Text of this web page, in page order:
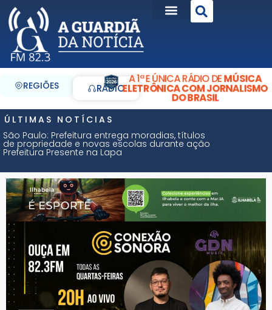
REGIÕES RÁDIO
A 1ª E ÚNICA RÁDIO DEMÚSICA
ELETRÔNICA COM JORNALISMO
DO BRASIL
ÚLTIMAS NOTÍCIAS
São Paulo: Prefeitura entrega moradias, títulos
de propriedade e novas escolas durante ação
Prefeitura Presente na Lapa